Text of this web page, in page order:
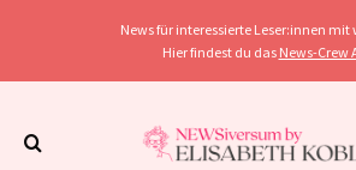
News für interessierte Leser:innen mit
Hier findest du das News-Crew